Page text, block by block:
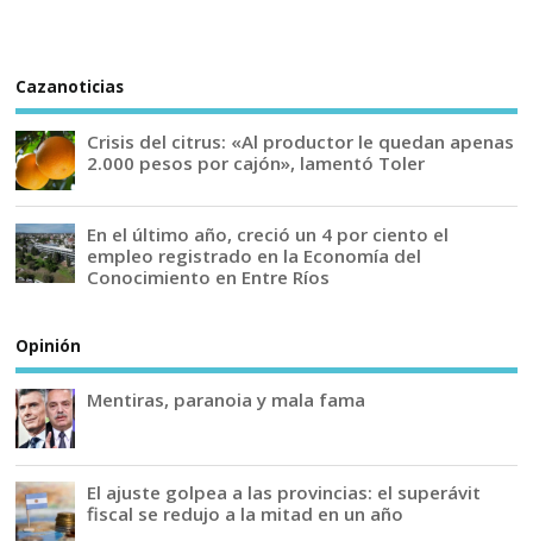
Cazanoticias
Crisis del citrus: «Al productor le quedan apenas
2.000 pesos por cajón», lamentó Toler
En el último año, creció un 4 por ciento el
empleo registrado en la Economía del
Conocimiento en Entre Ríos
Opinión
Mentiras, paranoia y mala fama
El ajuste golpea a las provincias: el superávit
fiscal se redujo a la mitad en un año